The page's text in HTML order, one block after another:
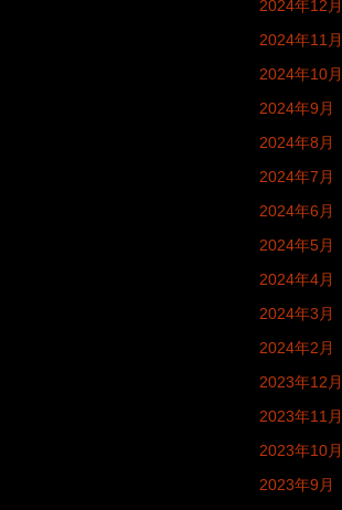
2024年12月
2024年11月
2024年10月
2024年9月
2024年8月
2024年7月
2024年6月
2024年5月
2024年4月
2024年3月
2024年2月
2023年12月
2023年11月
2023年10月
2023年9月